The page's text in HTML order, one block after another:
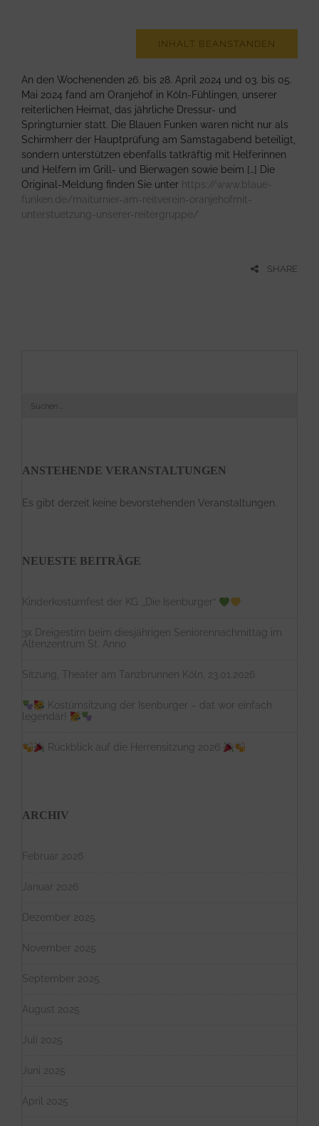
INHALT BEANSTANDEN
An den Wochenenden 26. bis 28. April 2024 und 03. bis 05.
Mai 2024 fand am Oranjehof in Köln-Fühlingen, unserer
reiterlichen Heimat, das jährliche Dressur- und
Springturnier statt. Die Blauen Funken waren nicht nur als
Schirmherr der Hauptprüfung am Samstagabend beteiligt,
sondern unterstützen ebenfalls tatkräftig mit Helferinnen
und Helfern im Grill- und Bierwagen sowie beim […] Die
Original-Meldung finden Sie unter https://www.blaue-
funken.de/maiturnier-am-reitverein-oranjehofmit-
unterstuetzung-unserer-reitergruppe/
SHARE
a
:
ANSTEHENDE VERANSTALTUNGEN
Es gibt derzeit keine bevorstehenden Veranstaltungen.
NEUESTE BEITRÄGE
Kinderkostümfest der KG ,,Die Isenburger“
3x Dreigestirn beim diesjährigen Seniorennachmittag im
Altenzentrum St. Anno
Sitzung, Theater am Tanzbrunnen Köln, 23.01.2026
Kostümsitzung der Isenburger – dat wor einfach
legendär!
Rückblick auf die Herrensitzung 2026
ARCHIV
Februar 2026
Januar 2026
Dezember 2025
November 2025
September 2025
August 2025
Juli 2025
Juni 2025
April 2025